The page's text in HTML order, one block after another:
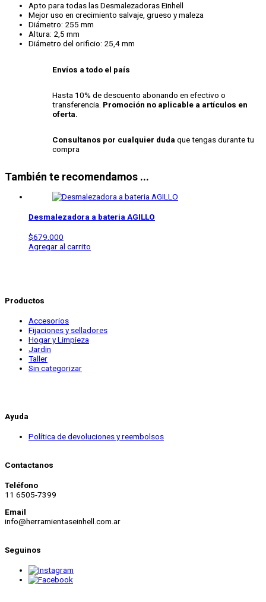
Apto para todas las Desmalezadoras Einhell
Mejor uso en crecimiento salvaje, grueso y maleza
Diámetro: 255 mm
Altura: 2,5 mm
Diámetro del orificio: 25,4 mm
Envíos a todo el país
Hasta 10% de descuento abonando en efectivo o
transferencia. Promoción no aplicable a artículos en
oferta.
Consultanos por cualquier duda que tengas durante tu
compra
También te recomendamos ...
Desmalezadora a bateria AGILLO
$679.000
Agregar al carrito
Productos
Accesorios
Fijaciones y selladores
Hogar y Limpieza
Jardin
Taller
Sin categorizar
Ayuda
Política de devoluciones y reembolsos
Contactanos
Teléfono
11 6505-7399
Email
info@herramientaseinhell.com.ar
Seguinos